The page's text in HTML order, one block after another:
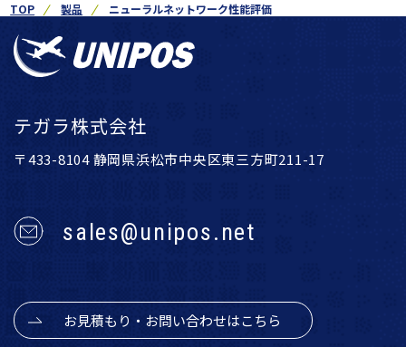
TOP 製品 ニューラルネットワーク性能評価
テガラ株式会社
〒433-8104 静岡県浜松市中央区東三方町211-17
sales@unipos.net
お見積もり・お問い合わせはこちら